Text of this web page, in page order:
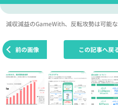
減収減益のGameWith、反転攻勢は可能
前の画像 この記事へ戻